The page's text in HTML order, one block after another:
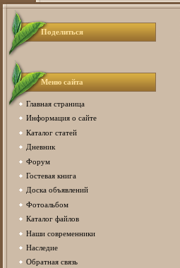
Поделиться
Меню сайта
Главная страница
Информация о сайте
Каталог статей
Дневник
Форум
Гостевая книга
Доска объявлений
Фотоальбом
Каталог файлов
Наши современники
Наследие
Обратная связь